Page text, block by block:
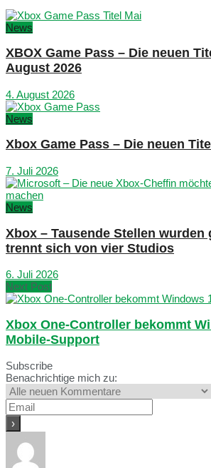
News
XBOX Game Pass – Die neuen
August 2026
4. August 2026
News
Xbox Game Pass – Die neuen
7. Juli 2026
News
Xbox – Tausende Stellen wurden
trennt sich von vier Studios
6. Juli 2026
Next Post
Xbox One-Controller bekommt
Mobile-Support
Subscribe
Benachrichtige mich zu: